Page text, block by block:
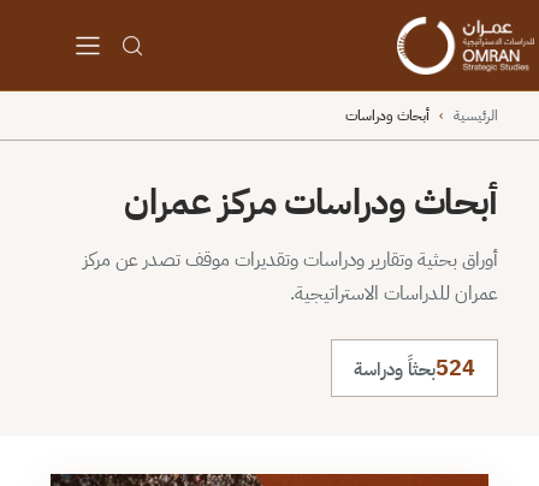
الرئيسية › أبحاث ودراسات
أبحاث ودراسات مركز عمران
أوراق بحثية وتقارير ودراسات وتقديرات موقف تصدر عن مركز
عمران للدراسات الاستراتيجية.
524بحثاً ودراسة